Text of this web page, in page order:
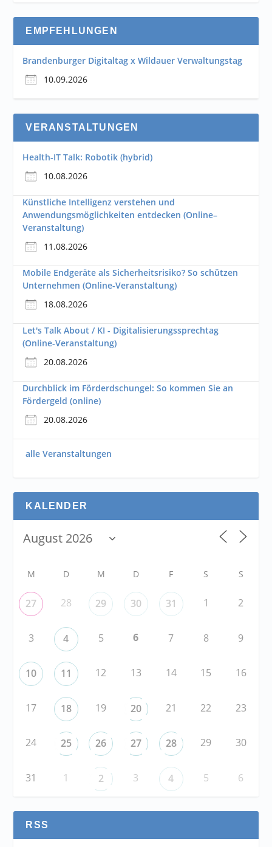
EMPFEHLUNGEN
Brandenburger Digitaltag x Wildauer Verwaltungstag
10.09.2026
VERANSTALTUNGEN
Health-IT Talk: Robotik (hybrid)
10.08.2026
Künstliche Intelligenz verstehen und
Anwendungsmöglichkeiten entdecken (Online–
Veranstaltung)
11.08.2026
Mobile Endgeräte als Sicherheitsrisiko? So schützen
Unternehmen (Online-Veranstaltung)
18.08.2026
Let's Talk About / KI - Digitalisierungssprechtag
(Online-Veranstaltung)
20.08.2026
Durchblick im Förderdschungel: So kommen Sie an
Fördergeld (online)
20.08.2026
alle Veranstaltungen
KALENDER
M D M D F S S
27 28 29 30 31 1 2
3 4 5 6 7 8 9
10 11 12 13 14 15 16
17 18 19 20 21 22 23
24 25 26 27 28 29 30
31 1 2 3 4 5 6
RSS